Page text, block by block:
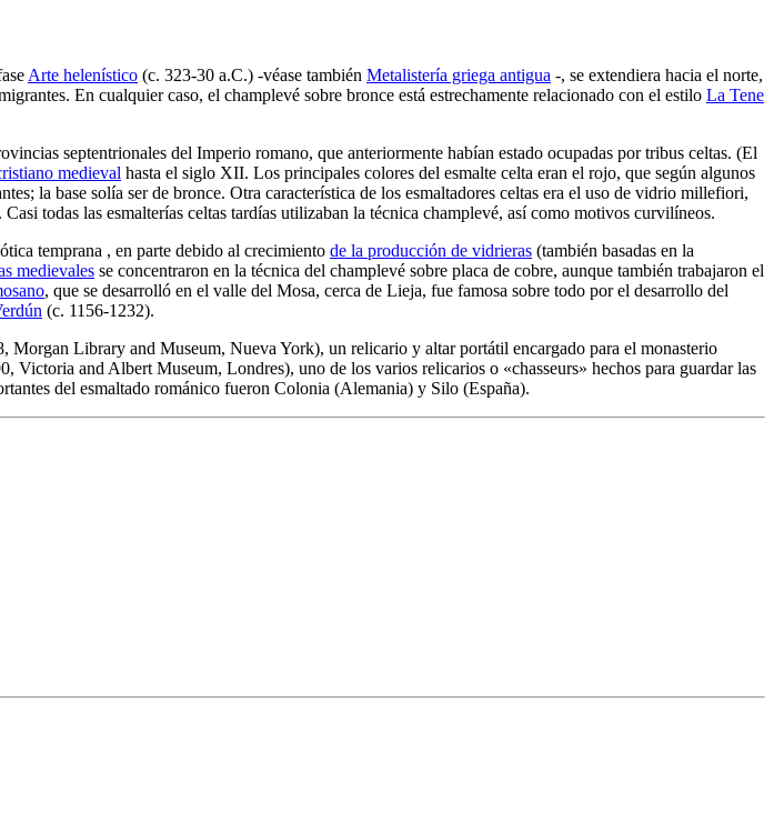
Arte helenístico (c. 323-30 a.C.) -véase también Metalistería griega antigua -, se extendiera hacia el norte,
En cualquier caso, el champlevé sobre bronce está estrechamente relacionado con el estilo La Tene
septentrionales del Imperio romano, que anteriormente habían estado ocupadas por tribus celtas. (El
medieval hasta el siglo XII. Los principales colores del esmalte celta eran el rojo, que según algunos
la base solía ser de bronce. Otra característica de los esmaltadores celtas era el uso de vidrio millefiori,
todas las esmalterías celtas tardías utilizaban la técnica champlevé, así como motivos curvilíneos.
temprana , en parte debido al crecimiento de la producción de vidrieras (también basadas en la
medievales se concentraron en la técnica del champlevé sobre placa de cobre, aunque también trabajaron el
, que se desarrolló en el valle del Mosa, cerca de Lieja, fue famosa sobre todo por el desarrollo del
(c. 1156-1232).
Library and Museum, Nueva York), un relicario y altar portátil encargado para el monasterio
and Albert Museum, Londres), uno de los varios relicarios o «chasseurs» hechos para guardar las
del esmaltado románico fueron Colonia (Alemania) y Silo (España).